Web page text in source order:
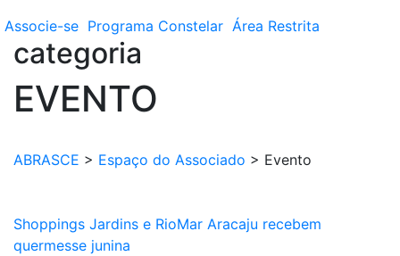
Associe-se Programa Constelar Área Restrita
categoria
EVENTO
ABRASCE > Espaço do Associado > Evento
Shoppings Jardins e RioMar Aracaju recebem
quermesse junina